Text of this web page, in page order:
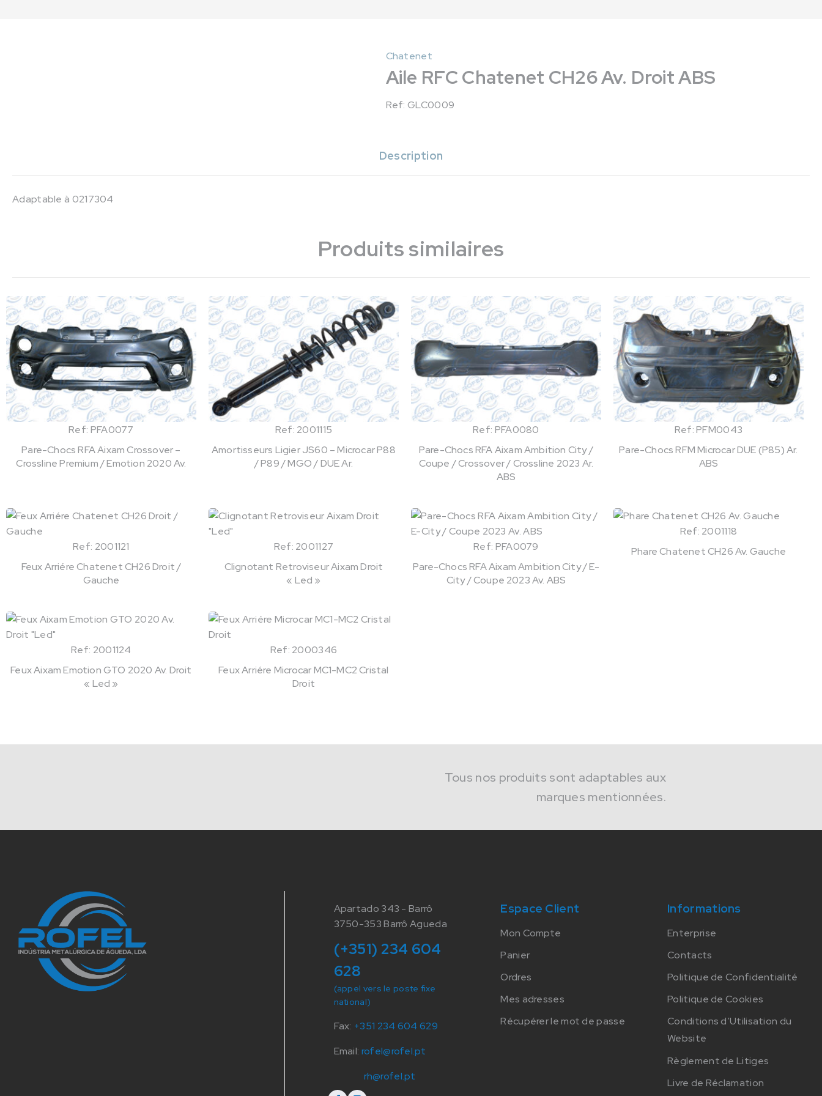
Chatenet
Aile RFC Chatenet CH26 Av. Droit ABS
Ref: GLC0009
Description
Adaptable à 0217304
Produits similaires
Ref: PFA0077
Pare-Chocs RFA Aixam Crossover –
Crossline Premium / Emotion 2020 Av.
Ref: 2001115
Amortisseurs Ligier JS60 – Microcar P88
/ P89 / MGO / DUE Ar.
Ref: PFA0080
Pare-Chocs RFA Aixam Ambition City /
Coupe / Crossover / Crossline 2023 Ar.
ABS
Ref: PFM0043
Pare-Chocs RFM Microcar DUE (P85) Ar.
ABS
Ref: 2001121
Feux Arriére Chatenet CH26 Droit /
Gauche
Ref: 2001127
Clignotant Retroviseur Aixam Droit
« Led »
Ref: PFA0079
Pare-Chocs RFA Aixam Ambition City / E-
City / Coupe 2023 Av. ABS
Ref: 2001118
Phare Chatenet CH26 Av. Gauche
Ref: 2001124
Feux Aixam Emotion GTO 2020 Av. Droit
« Led »
Ref: 2000346
Feux Arriére Microcar MC1-MC2 Cristal
Droit
Tous nos produits sont adaptables aux
marques mentionnées.
Apartado 343 - Barrô
3750-353 Barrô Agueda
(+351) 234 604
628
(appel vers le poste fixe
national)
Fax: +351 234 604 629
Email: rofel@rofel.pt
rh@rofel.pt
Espace Client
Mon Compte
Panier
Ordres
Mes adresses
Récupérer le mot de passe
Informations
Enterprise
Contacts
Politique de Confidentialité
Politique de Cookies
Conditions d’Utilisation du
Website
Règlement de Litiges
Livre de Réclamation